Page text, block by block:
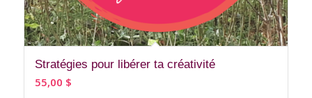
Stratégies pour libérer ta créativité
55,00 $